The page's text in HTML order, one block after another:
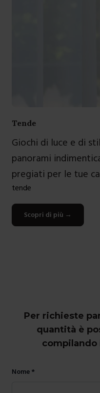
Tende
Giochi di luce e di
panorami
pregiati per le tue
tende
Scopri di più →
Per richieste
quantità è
Nome *